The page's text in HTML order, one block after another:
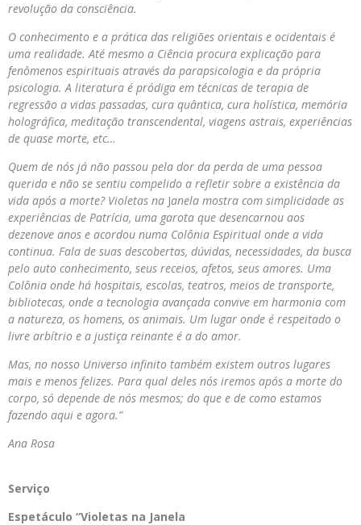
revolução da consciência.
O conhecimento e a prática das religiões orientais e ocidentais é
uma realidade. Até mesmo a Ciência procura explicação para
fenômenos espirituais através da parapsicologia e da própria
psicologia. A literatura é pródiga em técnicas de terapia de
regressão a vidas passadas, cura quântica, cura holística, memória
holográfica, meditação transcendental, viagens astrais, experiências
de quase morte, etc…
Quem de nós já não passou pela dor da perda de uma pessoa
querida e não se sentiu compelido a refletir sobre a existência da
vida após a morte? Violetas na Janela mostra com simplicidade as
experiências de Patrícia, uma garota que desencarnou aos
dezenove anos e acordou numa Colônia Espiritual onde a vida
continua. Fala de suas descobertas, dúvidas, necessidades, da busca
pelo auto conhecimento, seus receios, afetos, seus amores. Uma
Colônia onde há hospitais, escolas, teatros, meios de transporte,
bibliotecas, onde a tecnologia avançada convive em harmonia com
a natureza, os homens, os animais. Um lugar onde é respeitado o
livre arbítrio e a justiça reinante é a do amor.
Mas, no nosso Universo infinito também existem outros lugares
mais e menos felizes. Para qual deles nós iremos após a morte do
corpo, só depende de nós mesmos; do que e de como estamos
fazendo aqui e agora.”
Ana Rosa
Serviço
Espetáculo “Violetas na Janela